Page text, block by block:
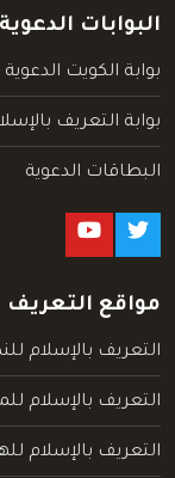
البوابات الدعوية
بوابة الكويت الدعوية
بوابة التعريف
البطاقات الدعوية
مواقع التعريف
التعريف بالإسلام
التعريف بالإسلام
التعريف بالإسلام